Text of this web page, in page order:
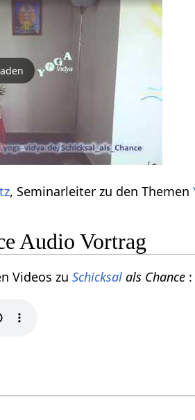
, Seminarleiter zu den Themen
Audio Vortrag
Videos zuSchicksal als Chance :